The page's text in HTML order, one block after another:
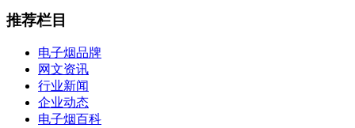
推荐栏目
电子烟品牌
网文资讯
行业新闻
企业动态
电子烟百科